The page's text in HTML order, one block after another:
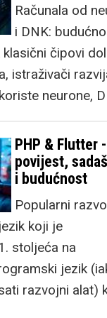
Računala od
i DNK:
čipovi
istraživači
neurone,
PHP & Flutter -
povijest,
i budućnost
Popularni
koji je
stoljeća na
jezik
razvojni alat)